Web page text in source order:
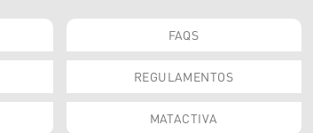
FAQS
REGULAMENTOS
MATACTIVA